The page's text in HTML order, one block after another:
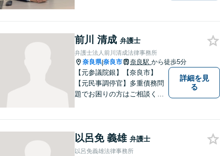
ています。法律トラブルでお
悩みごとがありましたら、お
気軽にご相談ください。
前川 清成 弁護士
弁護士法人前川清成法律事務所
奈良県|奈良市 奈良駅 から徒歩5分
【元参議院銀】【奈良市】
【元民事調停官】多重債務問
題でお困りの方はご相談くだ
たら、一度ご相談ください。
詳細を見
る
以呂免 義雄 弁護士
以呂免義雄法律事務所